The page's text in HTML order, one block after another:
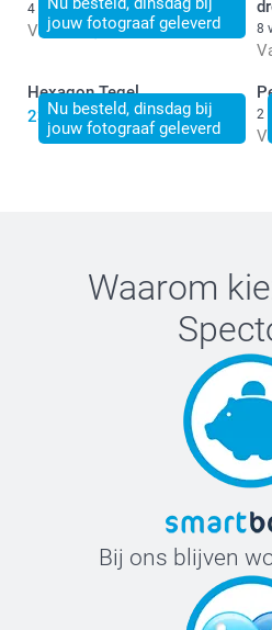
jouw fotograaf geleverd
4 varianten
Vanaf 11,50 8
Nu besteld, dinsdag bij
jouw fotograaf geleverd
Hexagon Tegel
23,50
2
Waarom
Bij ons blijven